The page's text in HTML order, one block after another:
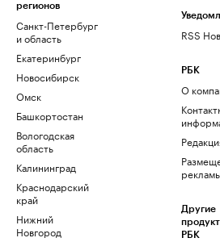
регионов
Санкт-Петербург
и область
Екатеринбург
Новосибирск
Омск
Башкортостан
Вологодская
область
Калининград
Краснодарский
край
Нижний
Новгород
RSS
РБК
О
Другие
РБК